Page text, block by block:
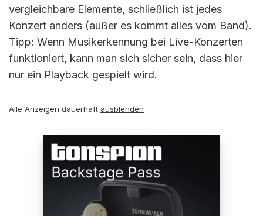
vergleichbare Elemente, schließlich ist jedes
Konzert anders (außer es kommt alles vom Band).
Tipp: Wenn Musikerkennung bei Live-Konzerten
funktioniert, kann man sich sicher sein, dass hier
nur ein Playback gespielt wird.
Alle Anzeigen dauerhaft ausblenden